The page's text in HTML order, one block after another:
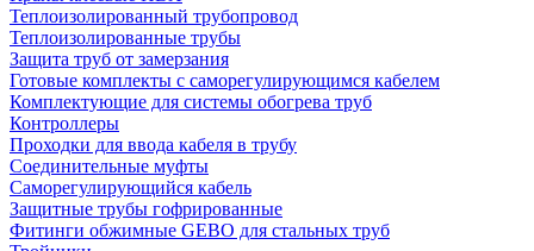
Теплоизолированный трубопровод
Теплоизолированные трубы
Защита труб от замерзания
Готовые комплекты с саморегулирующимся кабелем
Комплектующие для системы обогрева труб
Контроллеры
Проходки для ввода кабеля в трубу
Соединительные муфты
Саморегулирующийся кабель
Защитные трубы гофрированные
Фитинги обжимные GEBO для стальных труб